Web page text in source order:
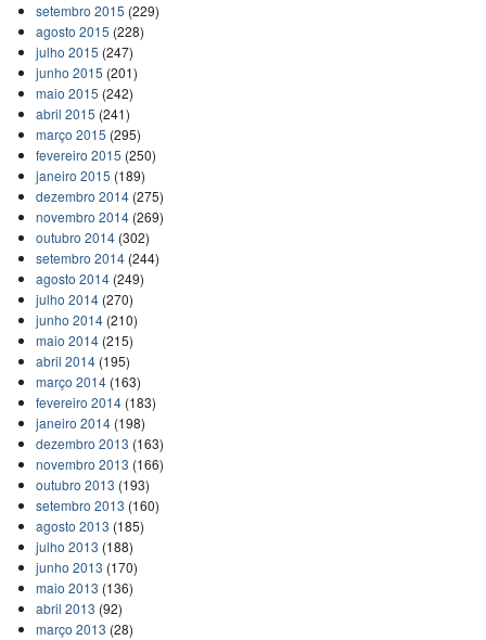
setembro 2015 (229)
agosto 2015 (228)
julho 2015 (247)
junho 2015 (201)
maio 2015 (242)
abril 2015 (241)
março 2015 (295)
fevereiro 2015 (250)
janeiro 2015 (189)
dezembro 2014(275)
novembro 2014(269)
outubro 2014(302)
setembro 2014(244)
agosto 2014(249)
julho 2014(270)
junho 2014(210)
maio 2014(215)
abril 2014(195)
março 2014(163)
fevereiro 2014(183)
janeiro 2014(198)
dezembro 2013 (163)
novembro 2013 (166)
outubro 2013 (193)
setembro 2013 (160)
agosto 2013 (185)
julho 2013 (188)
junho 2013 (170)
maio 2013 (136)
abril 2013 (92)
março 2013 (28)